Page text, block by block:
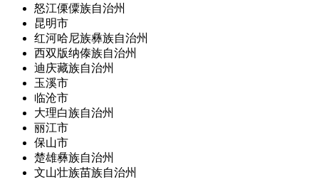
怒江傈僳族自治州
昆明市
红河哈尼族彝族自治州
西双版纳傣族自治州
迪庆藏族自治州
玉溪市
临沧市
大理白族自治州
丽江市
保山市
楚雄彝族自治州
文山壮族苗族自治州